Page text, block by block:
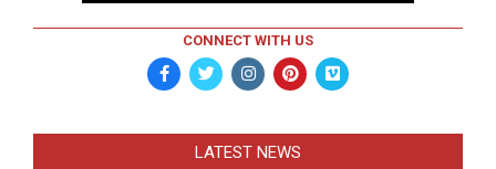
CONNECT WITH US
LATEST NEWS